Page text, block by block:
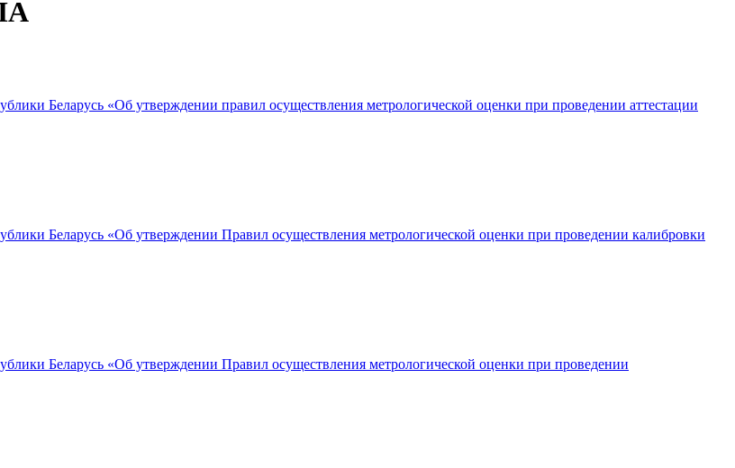
Беларусь «Об утверждении правил осуществления метрологической оценки при проведении аттестации
Беларусь «Об утверждении Правил осуществления метрологической оценки при проведении калибровки
Беларусь «Об утверждении Правил осуществления метрологической оценки при проведении